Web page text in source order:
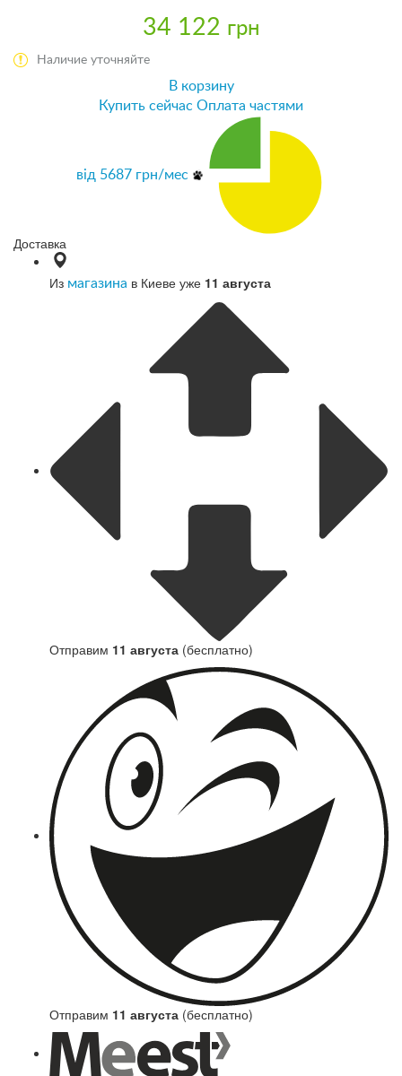
34 122 грн
Наличие уточняйте
В корзину
Купить сейчас Оплата частями
від 5687грн/мес
Доставка
Из магазина в Киеве уже 11 августа
Отправим 11 августа (бесплатно)
Отправим 11 августа (бесплатно)